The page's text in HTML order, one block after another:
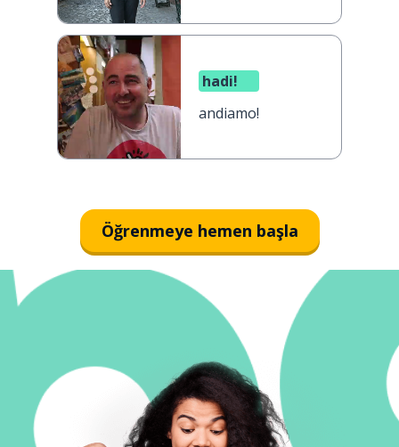
hadi!
andiamo!
Öğrenmeye hemen başla